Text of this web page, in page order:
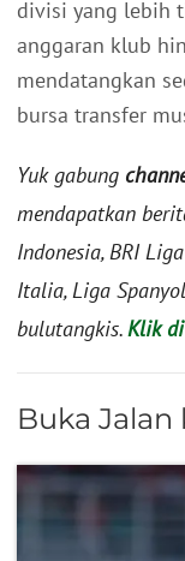
divisi yang lebih
anggaran klub
mendatangkan
bursa transfer
Yuk gabung
mendapatkan
Indonesia, BRI
Italia, Liga
bulutangkis.Klik
Buka Jalan